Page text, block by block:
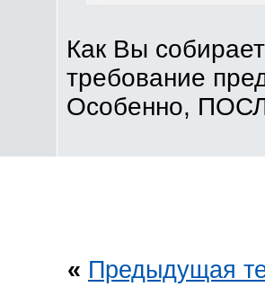
Как Вы
требование
Особенно,
« Предыдущая